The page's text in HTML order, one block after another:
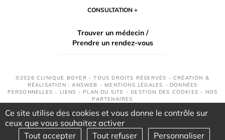
CONSULTATION
Trouver un médecin /
Prendre un rendez-vous
©2026 CLINIQUE BOYER - TOUS DROITS RÉSERVÉS - CRÉATION &
RÉALISATION : ANSWEB - MENTIONS LÉGALES - DONNÉES
PERSONNELLES - LIENS - PLAN DU SITE -GESTION DES COOKIES - NOS
PARTENAIRES
Ce site utilise des cookies et vous donne le contrôle sur
ceux que vous souhaitez activer
Tout accepter
Tout refuser Personnaliser